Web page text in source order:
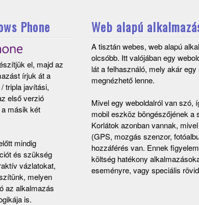
Phone
el, majd az
írjuk át a
tripla javítási,
első verzió
másik két
mindig
és szükség
vázlatokat,
melyen
az alkalmazás
is.
Web alapú
A tisztán webes, web alapú
olcsóbb. Itt valójában egy
lát a felhasználó, mely akár
megnézhető lenne.
Mivel egy weboldalról van szó,
mobil eszköz böngészőjének a
Korlátok azonban vannak,
(GPS, mozgás szenzor,
hozzáférés van. Ennek
költség hatékony
eseményre, vagy speciális